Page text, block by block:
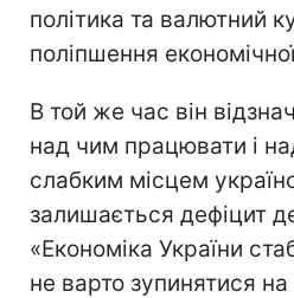
політика та валютний
поліпшення
В той же час він
над чим працювати і
слабким місцем
залишається дефіцит
«Економіка України
не варто зупинятися